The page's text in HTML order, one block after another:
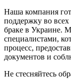
Наша компания
поддержку во всех
браке в Украине.
специалистами,
процесс,
документов и
Не стесняйтесь